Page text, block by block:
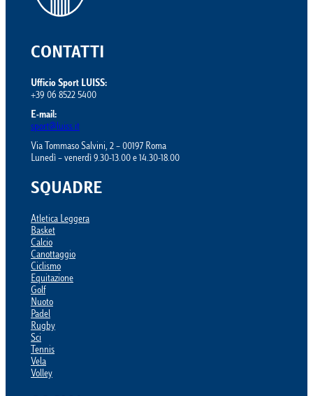
CONTATTI
Ufficio Sport LUISS:
+39 06 8522 5400
E-mail:
sport@luiss.it
Via Tommaso Salvini, 2 – 00197 Roma
Lunedì – venerdì 9.30-13.00 e 14.30-18.00
SQUADRE
Atletica Leggera
Basket
Calcio
Canottaggio
Ciclismo
Equitazione
Golf
Nuoto
Padel
Rugby
Sci
Tennis
Vela
Volley